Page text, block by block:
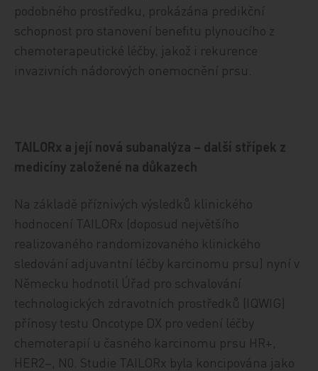
podobného prostředku, prokázána predikční
schopnost pro stanovení benefitu plynoucího z
chemoterapeutické léčby, jakož i rekurence
invazivních nádorových onemocnění prsu.
TAILORx a její nová subanalýza – další střípek z
medicíny založené na důkazech
Na základě příznivých výsledků klinického
hodnocení TAILORx (doposud největšího
realizovaného randomizovaného klinického
sledování adjuvantní léčby karcinomu prsu) nyní v
Německu hodnotil Úřad pro schvalování
technologických zdravotních prostředků (IQWIG)
přínosy testu Oncotype DX pro vedení léčby
chemoterapií u časného karcinomu prsu HR+,
HER2–, N0. Studie TAILORx byla koncipována jako